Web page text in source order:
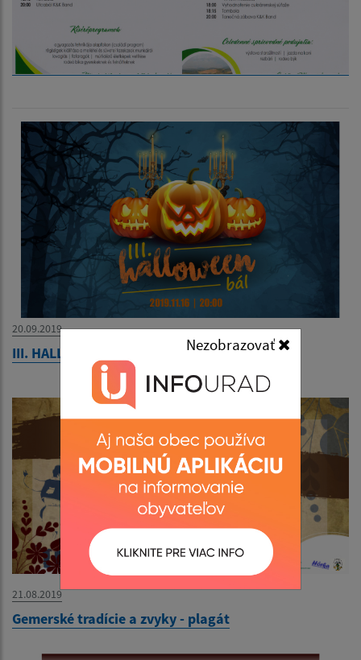
Nezobrazovať
20.09.2019
III. HALLOWEEN bál
21.08.2019
Gemerské tradície a zvyky - plagát